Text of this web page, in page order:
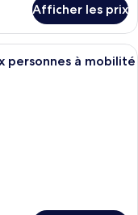
Afficher les prix
qualité, lit avec matelas à
personnes à mobilité